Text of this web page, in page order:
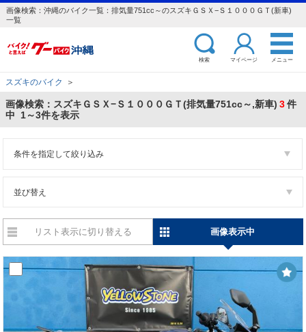
画像検索：沖縄のバイク一覧：排気量751cc～のスズキＧＳＸ−Ｓ１０００ＧＴ(新車)
一覧
検索 マイページ メニュー
スズキのバイク ＞
画像検索：スズキＧＳＸ−Ｓ１０００ＧＴ(排気量751cc～,新車) 3件
中 1～3件を表示
条件を指定して絞り込み
並び替え
リスト表示に切り替える 画像表示中